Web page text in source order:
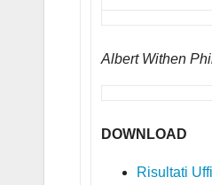
Albert Withen
DOWNLOAD
Risultati